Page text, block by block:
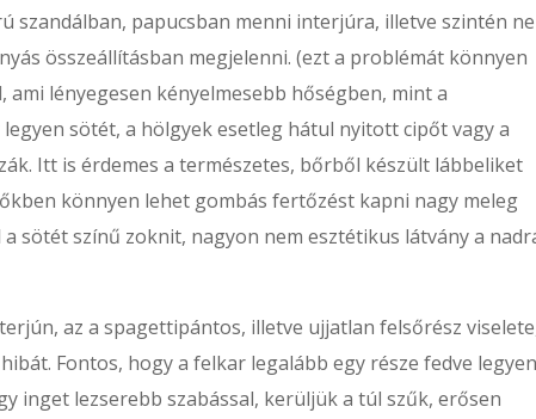
szandálban, papucsban menni interjúra, illetve szintén
összeállításban megjelenni. (ezt a problémát könnyen
lényegesen kényelmesebb hőségben, mint a
sötét, a hölgyek esetleg hátul nyitott cipőt vagy a
Itt is érdemes a természetes, bőrből készült lábbeliket
könnyen lehet gombás fertőzést kapni nagy meleg
sötét színű zoknit, nagyon nem esztétikus látvány a
az a spagettipántos, illetve ujjatlan felsőrész
Fontos, hogy a felkar legalább egy része fedve
inget lezserebb szabással, kerüljük a túl szűk, erősen